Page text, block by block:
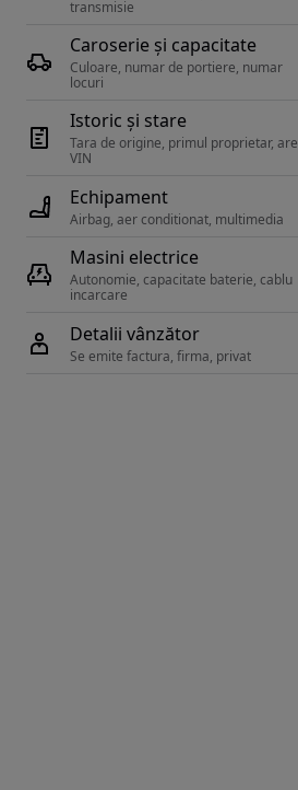
transmisie
Caroserie și capacitate
Culoare, numar de portiere, numar
locuri
Istoric și stare
Tara de origine, primul proprietar, are
Echipament
Airbag, aer conditionat, multimedia
Masini electrice
Autonomie, capacitate baterie, cablu
Detalii vânzător
Se emite factura, firma, privat